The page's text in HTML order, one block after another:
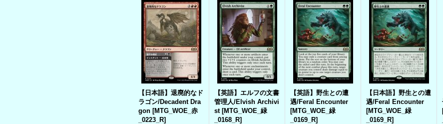
【日本語】退廃的なド
ラゴン/Decadent Dra
gon [MTG_WOE_赤
_0223_R]
【英語】エルフの文書
管理人/Elvish Archivi
st [MTG_WOE_緑
_0168_R]
【英語】野生との遭
遇/Feral Encounter
[MTG_WOE_緑
_0169_R]
【日本語】野生との遭
遇/Feral Encounter
[MTG_WOE_緑
_0169_R]